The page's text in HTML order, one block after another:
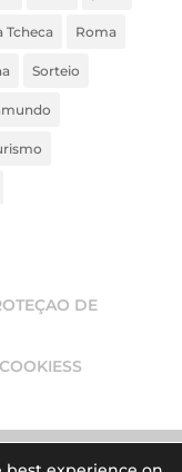
Tcheca Roma
Sorteio
DE